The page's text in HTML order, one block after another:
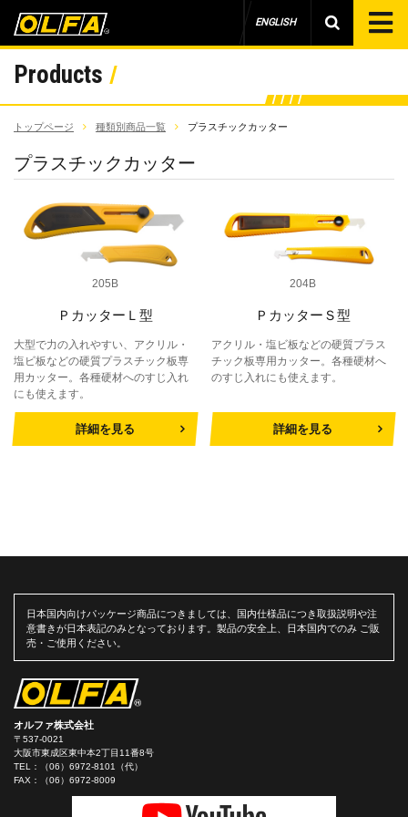
ENGLISH
Products
トップページ 種類別商品一覧 プラスチックカッター
プラスチックカッター
205B
ＰカッターＬ型
大型で力の入れやすい、アクリル・
塩ビ板などの硬質プラスチック板専
用カッター。各種硬材へのすじ入れ
にも使えます。
詳細を見る
204B
ＰカッターＳ型
アクリル・塩ビ板などの硬質プラス
チック板専用カッター。各種硬材へ
のすじ入れにも使えます。
詳細を見る
日本国内向けパッケージ商品につきましては、国内仕様品につき取扱説明や注
意書きが日本表記のみとなっております。製品の安全上、日本国内でのみ ご販
売・ご使用ください。
オルファ株式会社
〒537-0021
大阪市東成区東中本2丁目11番8号
TEL：
（06）6972-8101（代）
FAX：（06）6972-8009